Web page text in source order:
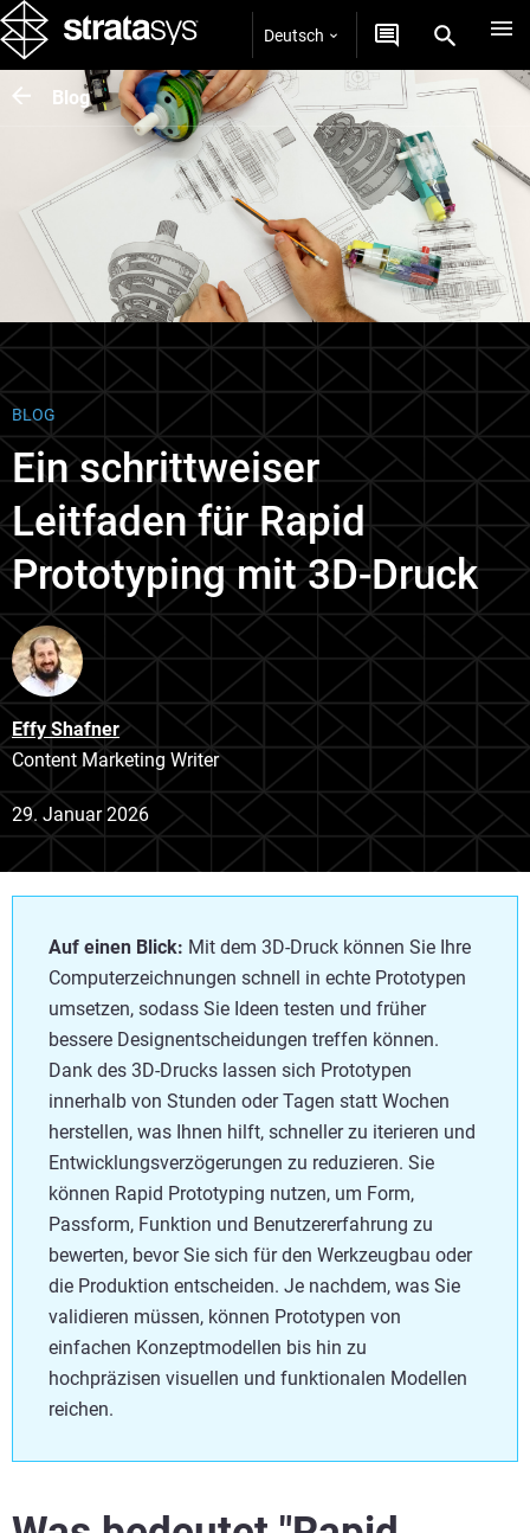
Deutsch
Blog
BLOG
Ein schrittweiser
Leitfaden für Rapid
Prototyping mit 3D-Druck
Effy Shafner
Content Marketing Writer
29. Januar 2026
Auf einen Blick: Mit dem 3D-Druck können Sie Ihre
Computerzeichnungen schnell in echte Prototypen
umsetzen, sodass Sie Ideen testen und früher
bessere Designentscheidungen treffen können.
Dank des 3D-Drucks lassen sich Prototypen
innerhalb von Stunden oder Tagen statt Wochen
herstellen, was Ihnen hilft, schneller zu iterieren und
Entwicklungsverzögerungen zu reduzieren. Sie
können Rapid Prototyping nutzen, um Form,
Passform, Funktion und Benutzererfahrung zu
bewerten, bevor Sie sich für den Werkzeugbau oder
die Produktion entscheiden. Je nachdem, was Sie
validieren müssen, können Prototypen von
einfachen Konzeptmodellen bis hin zu
hochpräzisen visuellen und funktionalen Modellen
reichen.